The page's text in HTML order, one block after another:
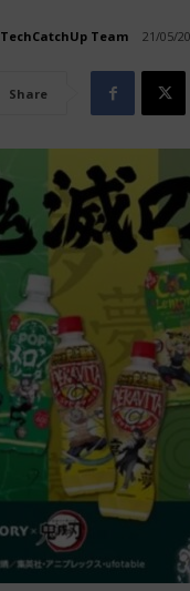
TechCatchUp Team 21/05/
Share